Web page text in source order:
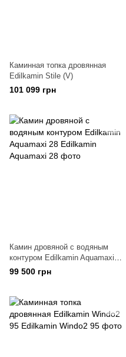
Каминная топка дровянная
Edilkamin Stile (V)
101 099 грн
Камин дровяной с водяным
контуром Edilkamin Aquamaxi
28
99 500 грн